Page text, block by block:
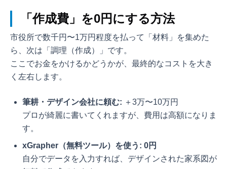
「作成費」を0円にする方法
市役所で数千円〜1万円程度を払って「材料」を集めた
ら、次は「調理（作成）」です。
ここでお金をかけるかどうかが、最終的なコストを大き
く左右します。
筆耕・デザイン会社に頼む: ＋3万〜10万円
プロが綺麗に書いてくれますが、費用は高額になりま
す。
xGrapher（無料ツール）を使う: 0円
自分でデータを入力すれば、デザインされた家系図が